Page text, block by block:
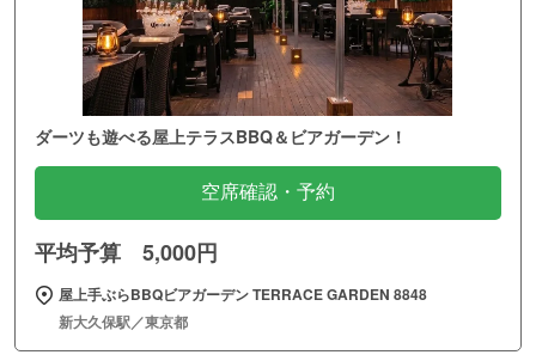
ダーツも遊べる屋上テラスBBQ＆ビアガーデン！
空席確認・予約
平均予算 5,000円
屋上手ぶらBBQビアガーデン TERRACE GARDEN 8848
新大久保駅／東京都